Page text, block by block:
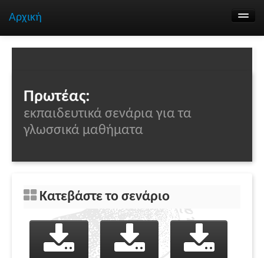
Αρχική
Πρωτέας:
εκπαιδευτικά σενάρια για τα
γλωσσικά μαθήματα
Κατεβάστε το σενάριο